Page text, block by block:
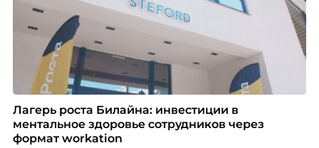
Лагерь роста Билайна: инвестиции в
ментальное здоровье сотрудников через
формат workation